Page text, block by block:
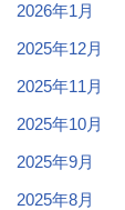
2026年1月
2025年12月
2025年11月
2025年10月
2025年9月
2025年8月